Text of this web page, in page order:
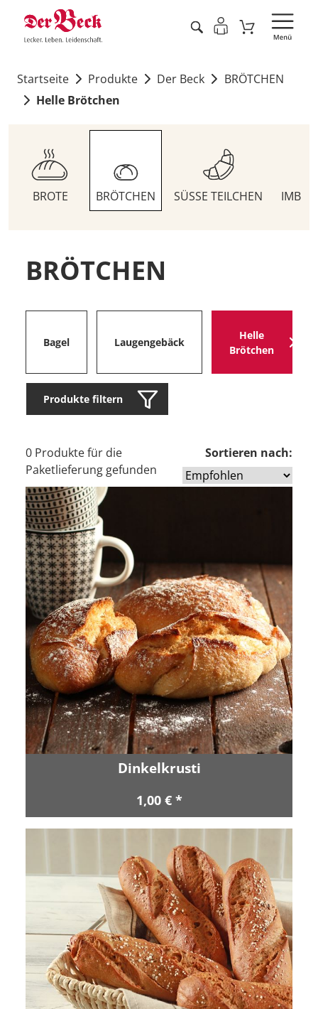
Startseite Produkte Der Beck
BRÖTCHEN
Helle Brötchen
BROTE BRÖTCHEN SÜSSE TEILCHEN
BRÖTCHEN
Bagel Laugengebäck
Helle
Brötchen
Produkte filtern
0 Produkte für die
Paketlieferung gefunden
Sortieren nach:
Dinkelkrusti
1,00 € *